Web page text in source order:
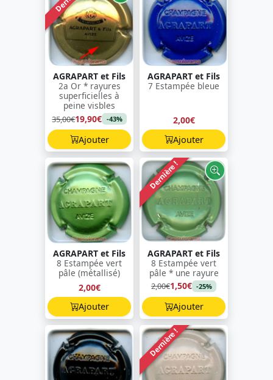
AGRAPART et Fils
2a Or * rayures
superficielles à
peine visbles
35,00€19,90€ -43%
Ajouter
AGRAPART et Fils
7 Estampée bleue
2,00€
Ajouter
AGRAPART et Fils
8 Estampée vert
pâle (métallisé)
2,00€
Ajouter
Dernière !
AGRAPART et Fils
8 Estampée vert
pâle * une rayure
2,00€1,50€ -25%
Ajouter
Dernière !